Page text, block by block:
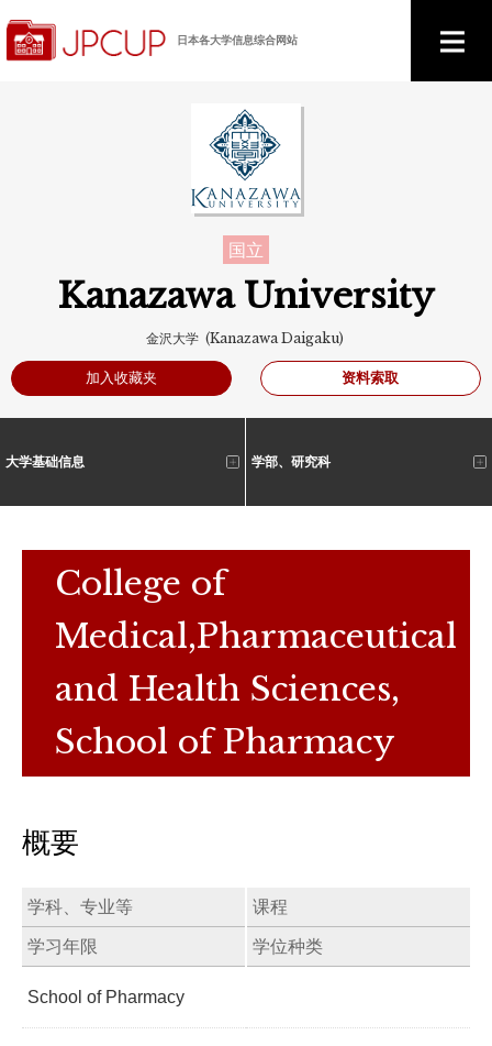
日本各大学信息综合网站
国立
Kanazawa University
金沢大学 (Kanazawa Daigaku)
加入收藏夹 资料索取
大学基础信息 学部、研究科
College of
Medical,Pharmaceutical
and Health Sciences,
School of Pharmacy
概要
学科、专业等 课程
学习年限 学位种类
School of Pharmacy